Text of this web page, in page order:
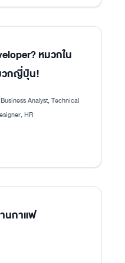
หมวกใน
วกญี่ปุ่น!
Analyst, Technical
HR
นกาแฟ